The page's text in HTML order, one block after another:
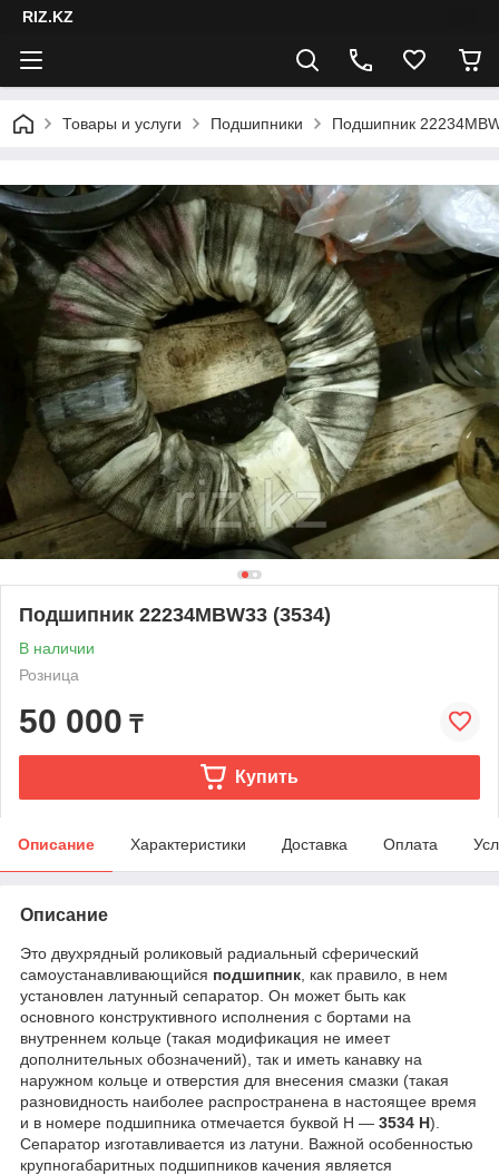
RIZ.KZ
Товары и услуги Подшипники Подшипник
Подшипник 22234MBW33 (3534)
В наличии
Розница
50 000 ₸
Купить
Описание Характеристики Доставка Оплата
Описание
Это двухрядный роликовый радиальный сферический
самоустанавливающийся подшипник , как правило, в нем
установлен латунный сепаратор. Он может быть как
основного конструктивного исполнения с бортами на
внутреннем кольце (такая модификация не имеет
дополнительных обозначений), так и иметь канавку на
наружном кольце и отверстия для внесения смазки (такая
разновидность наиболее распространена в настоящее время
и в номере подшипника отмечается буквой Н — 3534 Н).
Сепаратор изготавливается из латуни. Важной особенностью
крупногабаритных подшипников качения является